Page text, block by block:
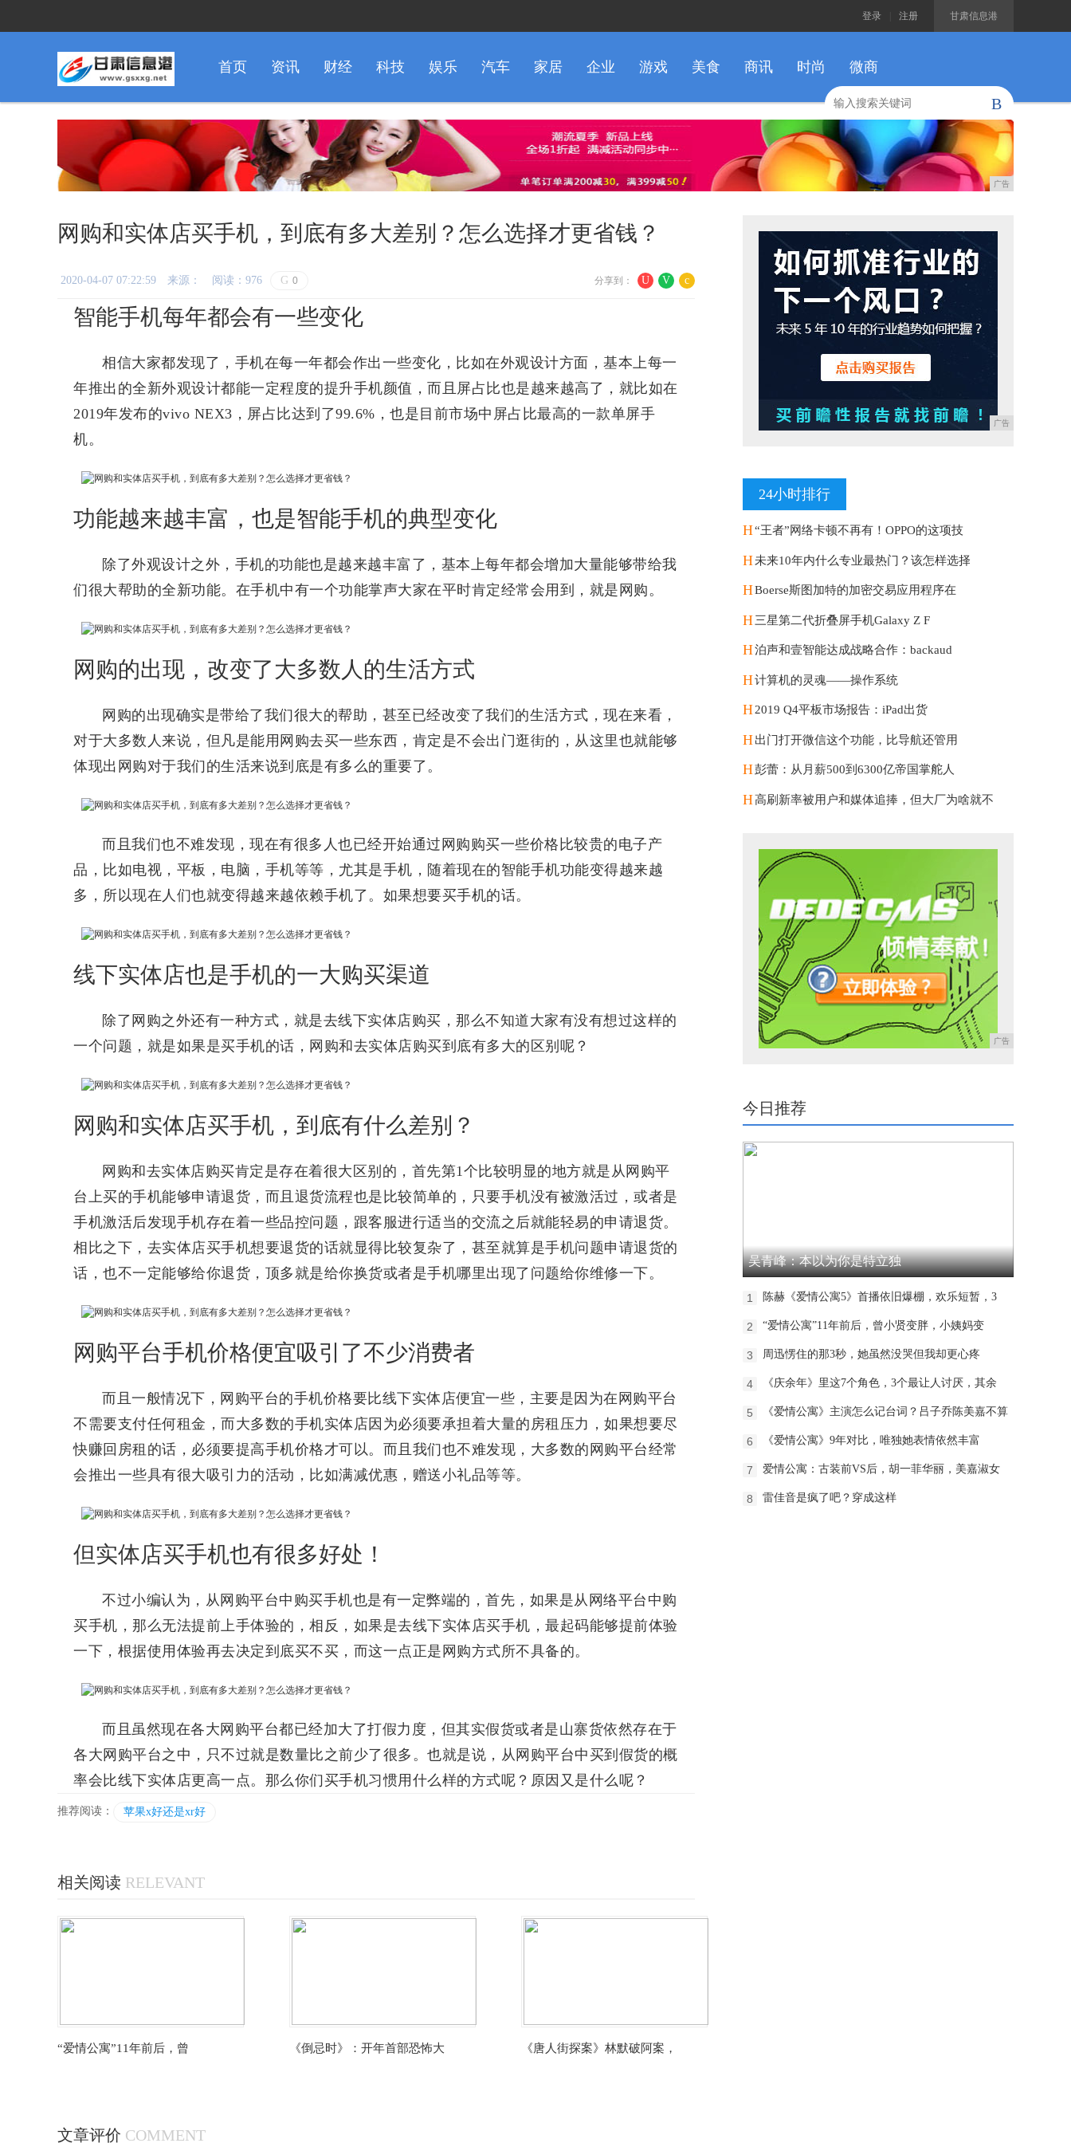
甘肃信息港
登录 注册
首页 资讯 财经 科技 娱乐 汽车 家居 企业 游戏 美食 商讯 时尚 微商
B
广告
网购和实体店买手机，到底有多大差别？怎么选择才更省钱？
U V c
分享到：
2020-04-07 07:22:59 来源： 阅读：976 G 0
智能手机每年都会有一些变化
相信大家都发现了，手机在每一年都会作出一些变化，比如在外观设计方面，基本上每一
年推出的全新外观设计都能一定程度的提升手机颜值，而且屏占比也是越来越高了，就比如在
2019年发布的vivo NEX3，屏占比达到了99.6%，也是目前市场中屏占比最高的一款单屏手
机。
功能越来越丰富，也是智能手机的典型变化
除了外观设计之外，手机的功能也是越来越丰富了，基本上每年都会增加大量能够带给我
们很大帮助的全新功能。在手机中有一个功能掌声大家在平时肯定经常会用到，就是网购。
网购的出现，改变了大多数人的生活方式
网购的出现确实是带给了我们很大的帮助，甚至已经改变了我们的生活方式，现在来看，
对于大多数人来说，但凡是能用网购去买一些东西，肯定是不会出门逛街的，从这里也就能够
体现出网购对于我们的生活来说到底是有多么的重要了。
而且我们也不难发现，现在有很多人也已经开始通过网购购买一些价格比较贵的电子产
品，比如电视，平板，电脑，手机等等，尤其是手机，随着现在的智能手机功能变得越来越
多，所以现在人们也就变得越来越依赖手机了。如果想要买手机的话。
线下实体店也是手机的一大购买渠道
除了网购之外还有一种方式，就是去线下实体店购买，那么不知道大家有没有想过这样的
一个问题，就是如果是买手机的话，网购和去实体店购买到底有多大的区别呢？
网购和实体店买手机，到底有什么差别？
网购和去实体店购买肯定是存在着很大区别的，首先第1个比较明显的地方就是从网购平
台上买的手机能够申请退货，而且退货流程也是比较简单的，只要手机没有被激活过，或者是
手机激活后发现手机存在着一些品控问题，跟客服进行适当的交流之后就能轻易的申请退货。
相比之下，去实体店买手机想要退货的话就显得比较复杂了，甚至就算是手机问题申请退货的
话，也不一定能够给你退货，顶多就是给你换货或者是手机哪里出现了问题给你维修一下。
网购平台手机价格便宜吸引了不少消费者
而且一般情况下，网购平台的手机价格要比线下实体店便宜一些，主要是因为在网购平台
不需要支付任何租金，而大多数的手机实体店因为必须要承担着大量的房租压力，如果想要尽
快赚回房租的话，必须要提高手机价格才可以。而且我们也不难发现，大多数的网购平台经常
会推出一些具有很大吸引力的活动，比如满减优惠，赠送小礼品等等。
但实体店买手机也有很多好处！
不过小编认为，从网购平台中购买手机也是有一定弊端的，首先，如果是从网络平台中购
买手机，那么无法提前上手体验的，相反，如果是去线下实体店买手机，最起码能够提前体验
一下，根据使用体验再去决定到底买不买，而这一点正是网购方式所不具备的。
而且虽然现在各大网购平台都已经加大了打假力度，但其实假货或者是山寨货依然存在于
各大网购平台之中，只不过就是数量比之前少了很多。也就是说，从网购平台中买到假货的概
率会比线下实体店更高一点。那么你们买手机习惯用什么样的方式呢？原因又是什么呢？
推荐阅读： 苹果x好还是xr好
相关阅读 RELEVANT
“爱情公寓”11年前后，曾 《倒忌时》：开年首部恐怖大 《唐人街探案》林默破阿案，
文章评价 COMMENT
广告
24小时排行
H“王者”网络卡顿不再有！OPPO的这项技
H未来10年内什么专业最热门？该怎样选择
HBoerse斯图加特的加密交易应用程序在
H三星第二代折叠屏手机Galaxy Z F
H泊声和壹智能达成战略合作：backaud
H计算机的灵魂——操作系统
H2019 Q4平板市场报告：iPad出货
H出门打开微信这个功能，比导航还管用
H彭蕾：从月薪500到6300亿帝国掌舵人
H高刷新率被用户和媒体追捧，但大厂为啥就不
广告
今日推荐
吴青峰：本以为你是特立独
1 陈赫《爱情公寓5》首播依旧爆棚，欢乐短暂，3
2 “爱情公寓”11年前后，曾小贤变胖，小姨妈变
3 周迅愣住的那3秒，她虽然没哭但我却更心疼
4 《庆余年》里这7个角色，3个最让人讨厌，其余
5 《爱情公寓》主演怎么记台词？吕子乔陈美嘉不算
6 《爱情公寓》9年对比，唯独她表情依然丰富
7 爱情公寓：古装前VS后，胡一菲华丽，美嘉淑女
8 雷佳音是疯了吧？穿成这样